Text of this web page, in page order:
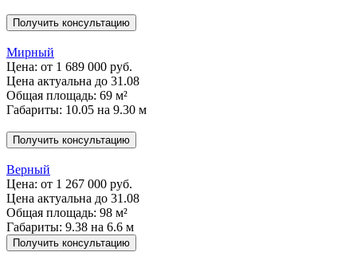
Получить консультацию
Мирный
Цена: от 1 689 000 руб.
Цена актуальна до 31.08
Общая площадь: 69 м²
Габариты: 10.05 на 9.30 м
Получить консультацию
Верный
Цена: от 1 267 000 руб.
Цена актуальна до 31.08
Общая площадь: 98 м²
Габариты: 9.38 на 6.6 м
Получить консультацию